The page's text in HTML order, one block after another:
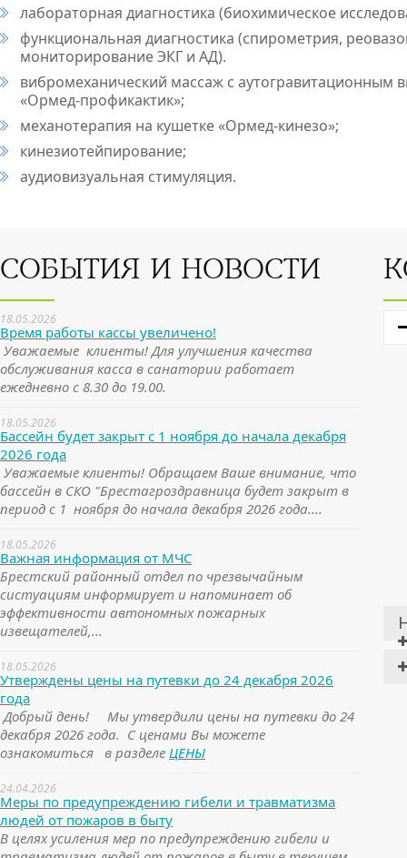
лабораторная диагностика (биохимическое
функциональная диагностика (спирометрия,
мониторирование ЭКГ и АД).
вибромеханический массаж с аутогравитационным
«Ормед-профикактик»;
механотерапия на кушетке «Ормед-кинезо»;
кинезиотейпирование;
аудиовизуальная стимуляция.
СОБЫТИЯ И НОВОСТИ
18.05.2026
Время работы кассы увеличено!
Уважаемые клиенты! Для улучшения качества
обслуживания касса в санатории работает
ежедневно с 8.30 до 19.00.
18.05.2026
Бассейн будет закрыт с 1 ноября до начала декабря
2026 года
Уважаемые клиенты! Обращаем Ваше внимание, что
бассейн в СКО "Брестагроздравница будет закрыт в
период с 1 ноября до начала декабря 2026 года....
18.05.2026
Важная информация от МЧС
Брестский районный отдел по чрезвычайным
систуациям информирует и напоминает об
эффективности автономных пожарных
извещателей,...
18.05.2026
Утверждены цены на путевки до 24 декабря 2026
года
Добрый день! Мы утвердили цены на путевки до 24
декабря 2026 года. С ценами Вы можете
ознакомиться в разделе ЦЕНЫ
24.04.2026
Меры по предупреждению гибели и травматизма
людей от пожаров в быту
В целях усиления мер по предупреждению гибели и